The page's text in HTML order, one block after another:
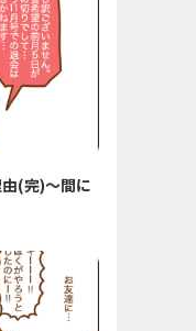
(完)〜間に